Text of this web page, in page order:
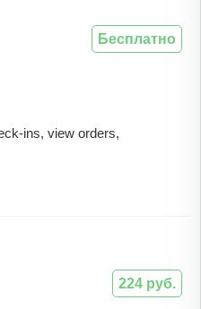
ins, view orders,
Бесплатно
224 руб.